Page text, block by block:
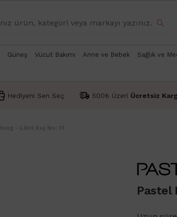
Güneş Vücut Bakımı Anne ve Bebek Sağlık ve
Hediyeni Sen Seç 500₺ Üzeri Ücretsiz
Pastel